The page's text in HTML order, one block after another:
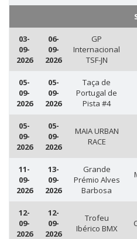
03-
09-
2026
06-
09-
2026
GP
Internacional
TSF-JN
05-
09-
2026
05-
09-
2026
Taça de
Portugal de
Pista #4
05-
09-
2026
05-
09-
2026
MAIA URBAN
RACE
11-
09-
2026
13-
09-
2026
Grande
Prémio Alves
Barbosa
12-
09-
2026
12-
09-
2026
Trofeu
Ibérico BMX